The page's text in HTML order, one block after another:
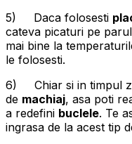
5) Daca folosesti
cateva picaturi pe
mai bine la
le folosesti.
6) Chiar si in timpul
de machiaj, asa poti
a redefini buclele. Te
ingrasa de la acest tip